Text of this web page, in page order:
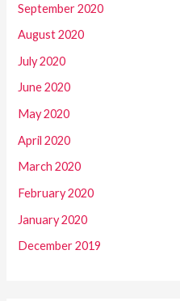
September 2020
August 2020
July 2020
June 2020
May 2020
April 2020
March 2020
February 2020
January 2020
December 2019